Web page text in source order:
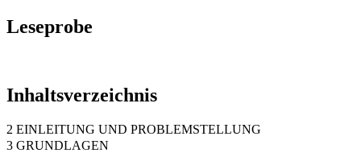
Leseprobe
Inhaltsverzeichnis
2 EINLEITUNG UND PROBLEMSTELLUNG
3 GRUNDLAGEN